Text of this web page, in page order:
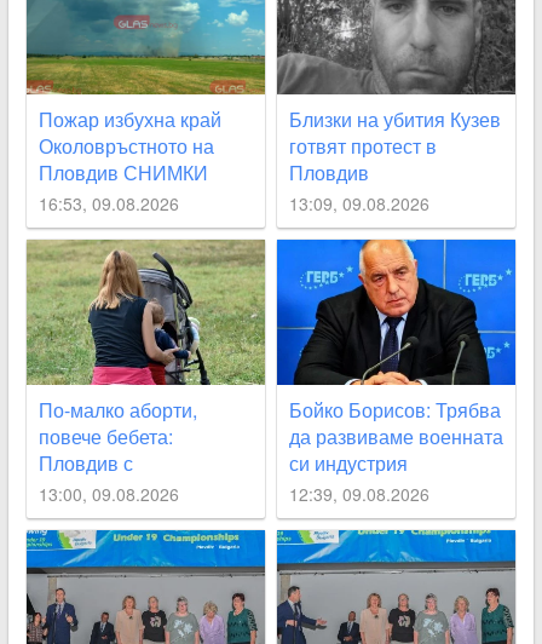
Пожар избухна край
Околовръстното на
Пловдив СНИМКИ
16:53, 09.08.2026
Близки на убития Кузев
готвят протест в
Пловдив
13:09, 09.08.2026
По-малко аборти,
повече бебета:
Пловдив с
обнадеждаващ
демографски обрат
13:00, 09.08.2026
Бойко Борисов: Трябва
да развиваме военната
си индустрия
12:39, 09.08.2026